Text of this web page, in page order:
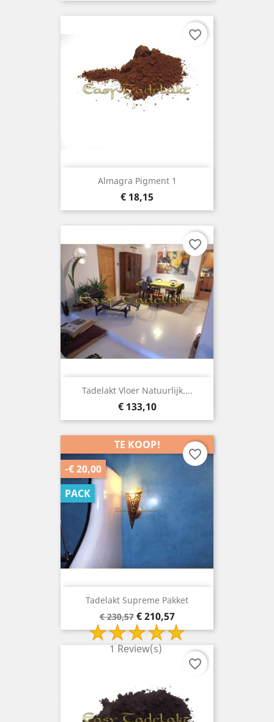
Almagra Pigment 1
Prijs
€ 18,15
favorite_border
Tadelakt Vloer Natuurlijk....
Prijs
€ 133,10
favorite_border
Tadelakt Supreme Pakket
Basisprijs
€ 230,57 Prijs
€ 210,57
1 Review(s)
TE KOOP!
-€ 20,00
PACK
favorite_border
favorite_border